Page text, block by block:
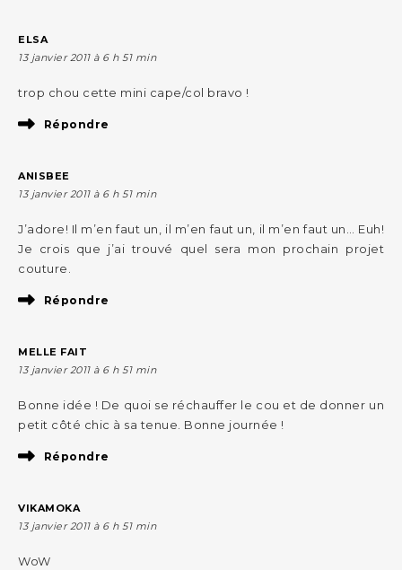
ELSA
13 janvier 2011 à 6 h 51 min
trop chou cette mini cape/col bravo !
Répondre
ANISBEE
13 janvier 2011 à 6 h 51 min
J’adore! Il m’en faut un, il m’en faut un, il m’en faut un… Euh!
Je crois que j’ai trouvé quel sera mon prochain projet
couture.
Répondre
MELLE FAIT
13 janvier 2011 à 6 h 51 min
Bonne idée ! De quoi se réchauffer le cou et de donner un
petit côté chic à sa tenue. Bonne journée !
Répondre
VIKAMOKA
13 janvier 2011 à 6 h 51 min
WoW